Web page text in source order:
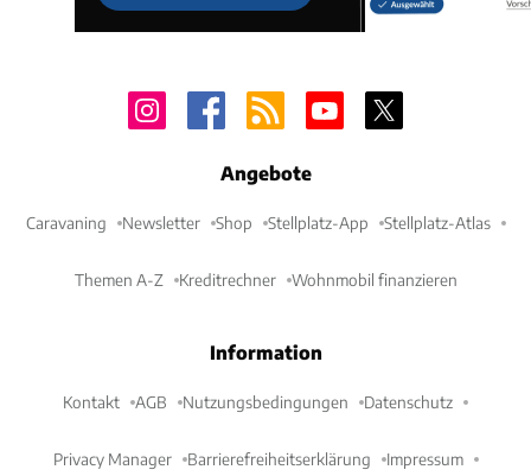
Angebote
Caravaning Newsletter Shop Stellplatz-App Stellplatz-Atlas
Themen A-Z Kreditrechner Wohnmobil finanzieren
Information
Kontakt AGB Nutzungsbedingungen Datenschutz
Privacy Manager Barrierefreiheitserklärung Impressum